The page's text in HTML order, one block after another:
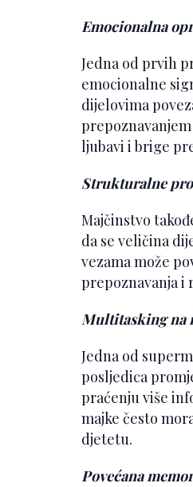
Emocionalna
Jedna od prvih
emocionalne
dijelovima
ljubavi i brige
Strukturalne
Majčinstvo
da se veličina
vezama može
prepoznavanja i
Multitasking na
Jedna od
posljedica
praćenju više
majke često
djetetu.
Povećana